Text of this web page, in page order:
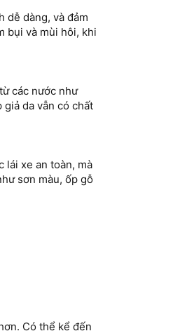
dễ dàng, và đảm
bụi và mùi hôi, khi
các nước như
da vẫn có chất
lái xe an toàn, mà
sơn màu, ốp gỗ
Có thể kể đến